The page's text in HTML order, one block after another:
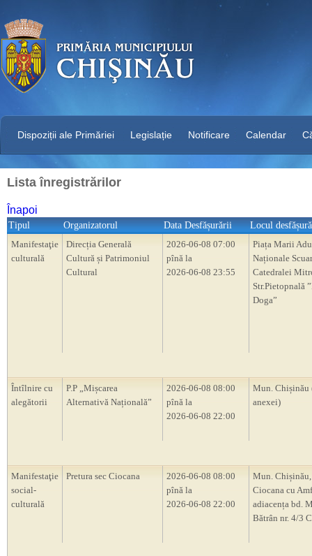
Dispoziții ale Primăriei Legislație Notificare Calendar
Lista înregistrărilor
Înapoi
Tipul Organizatorul Data Desfășurării
Locul
Manifestaţie
culturală
Direcția Generală
Cultură și Patrimoniul
Cultural
2026-06-08 07:00
pînă la
2026-06-08 23:55
Piața Marii
Naționale
Catedralei
Str.Pietopnală
Doga”
Întîlnire cu
alegătorii
P.P „Mișcarea
Alternativă Națională”
2026-06-08 08:00
pînă la
2026-06-08 22:00
Mun. Chișinău
anexei)
Manifestaţie
social-
culturală
Pretura sec Ciocana
2026-06-08 08:00
pînă la
2026-06-08 22:00
Mun.
Ciocana cu
adiacența bd.
Bătrân nr. 4/3